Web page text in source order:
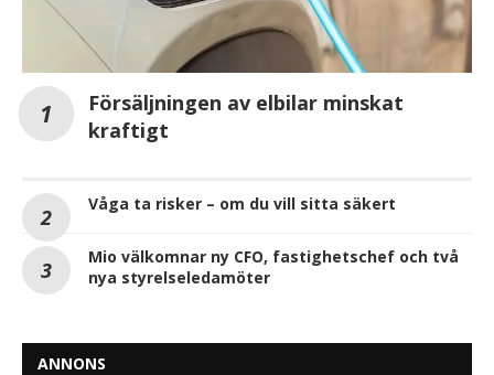
Försäljningen av elbilar minskat
kraftigt
Våga ta risker – om du vill sitta säkert
Mio välkomnar ny CFO, fastighetschef och två
nya styrelseledamöter
ANNONS